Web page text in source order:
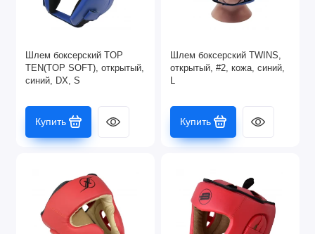
Шлем боксерский TOP
TEN(TOP SOFT), открытый,
синий, DX, S
Купить
Шлем боксерский TWINS,
открытый, #2, кожа, синий,
L
Купить